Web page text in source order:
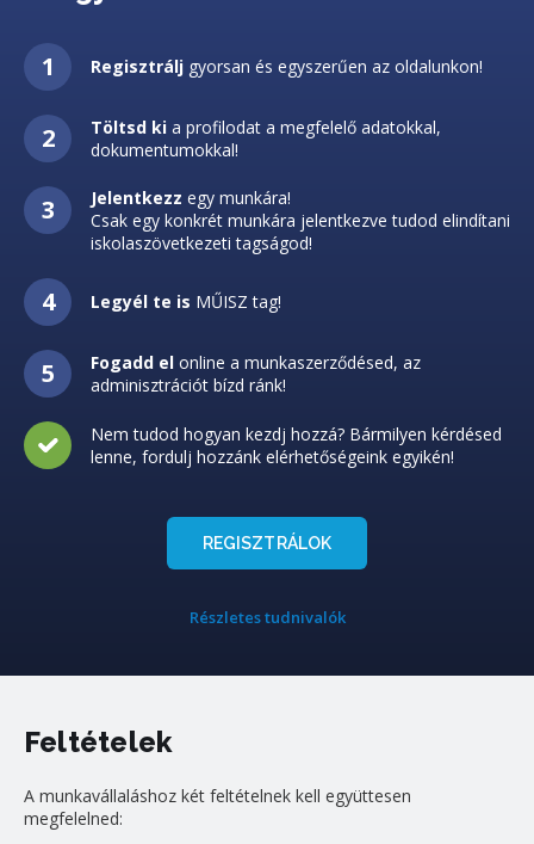
Regisztrálj gyorsan és egyszerűen az oldalunkon!
Töltsd ki a profilodat a megfelelő adatokkal,
dokumentumokkal!
Jelentkezz egy munkára!
Csak egy konkrét munkára jelentkezve tudod elindítani
iskolaszövetkezeti tagságod!
Legyél te is MŰISZ tag!
Fogadd el online a munkaszerződésed, az
adminisztrációt bízd ránk!
Nem tudod hogyan kezdj hozzá? Bármilyen kérdésed
lenne, fordulj hozzánk elérhetőségeink egyikén!
REGISZTRÁLOK
Részletes tudnivalók
Feltételek
A munkavállaláshoz két feltételnek kell együttesen
megfelelned: